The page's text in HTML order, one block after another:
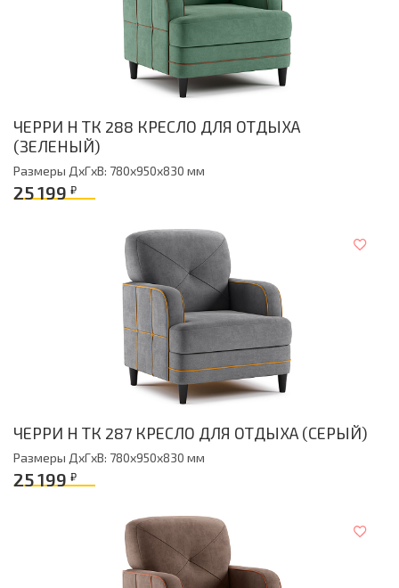
ЧЕРРИ Н ТК 288 КРЕСЛО ДЛЯ ОТДЫХА
(ЗЕЛЕНЫЙ)
Размеры ДxГxВ: 780x950x830 мм
25 199₽
ЧЕРРИ Н ТК 287 КРЕСЛО ДЛЯ ОТДЫХА (СЕРЫЙ)
Размеры ДxГxВ: 780x950x830 мм
25 199₽